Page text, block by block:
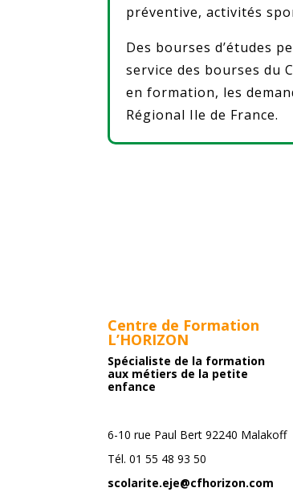
préventive, activités
Des bourses d’études
service des bourses du
en formation, les
Régional Ile de France.
Centre de Formation
L’HORIZON
Spécialiste de la formation
aux métiers de la petite
enfance
6-10 rue Paul Bert 92240 Malakoff
Tél. 01 55 48 93 50
scolarite.eje@cfhorizon.com